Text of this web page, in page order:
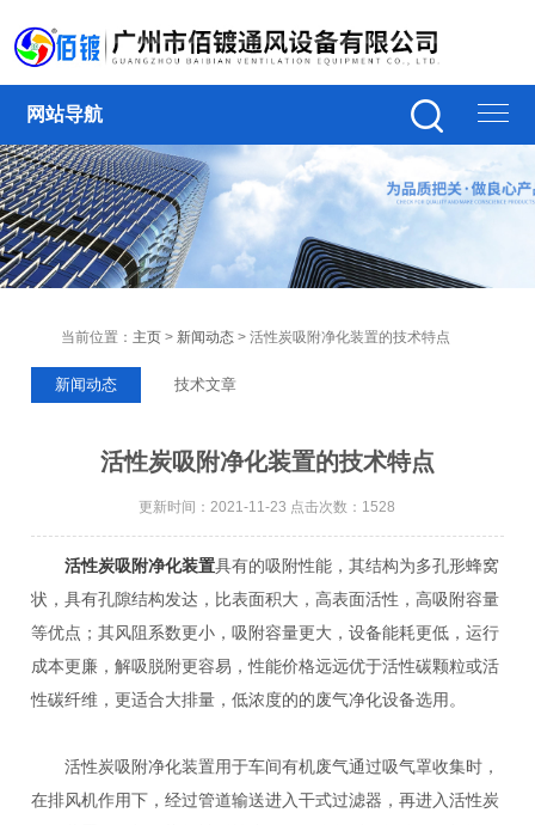
网站导航
当前位置： 主页 > 新闻动态 > 活性炭吸附净化装置的技术特点
新闻动态 技术文章
活性炭吸附净化装置的技术特点
更新时间：2021-11-23 点击次数：1528
活性炭吸附净化装置具有的吸附性能，其结构为多孔形蜂窝
状，具有孔隙结构发达，比表面积大，高表面活性，高吸附容量
等优点；其风阻系数更小，吸附容量更大，设备能耗更低，运行
成本更廉，解吸脱附更容易，性能价格远远优于活性碳颗粒或活
性碳纤维，更适合大排量，低浓度的的废气净化设备选用。
活性炭吸附净化装置用于车间有机废气通过吸气罩收集时，
在排风机作用下，经过管道输送进入干式过滤器，再进入活性炭